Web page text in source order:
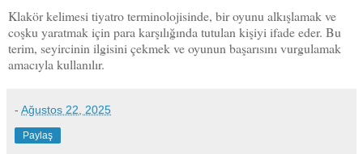
Klakör kelimesi tiyatro terminolojisinde, bir oyunu alkışlamak ve
coşku yaratmak için para karşılığında tutulan kişiyi ifade eder. Bu
terim, seyircinin ilgisini çekmek ve oyunun başarısını vurgulamak
amacıyla kullanılır.
- Ağustos 22, 2025
Paylaş